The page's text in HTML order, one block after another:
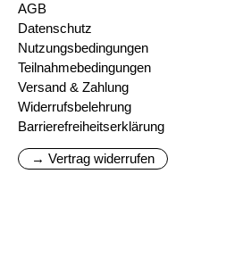
AGB
Datenschutz
Nutzungsbedingungen
Teilnahmebedingungen
Versand & Zahlung
Widerrufsbelehrung
Barrierefreiheitserklärung
→ Vertrag widerrufen